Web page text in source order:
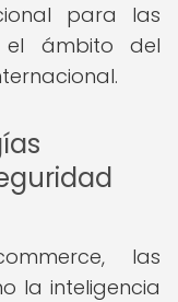
para las
el ámbito del
las
la inteligencia